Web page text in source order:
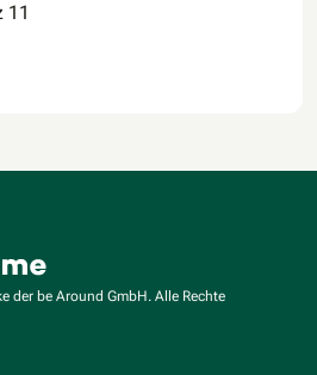
11
der be Around GmbH. Alle Rechte